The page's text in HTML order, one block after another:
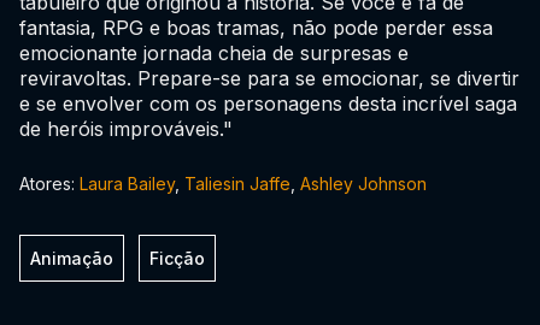
fantasia, RPG e boas tramas, não pode perder essa
emocionante jornada cheia de surpresas e
reviravoltas. Prepare-se para se emocionar, se divertir
e se envolver com os personagens desta incrível saga
de heróis improváveis."
Atores: Laura Bailey, Taliesin Jaffe Ashley Johnson
Animação Ficção